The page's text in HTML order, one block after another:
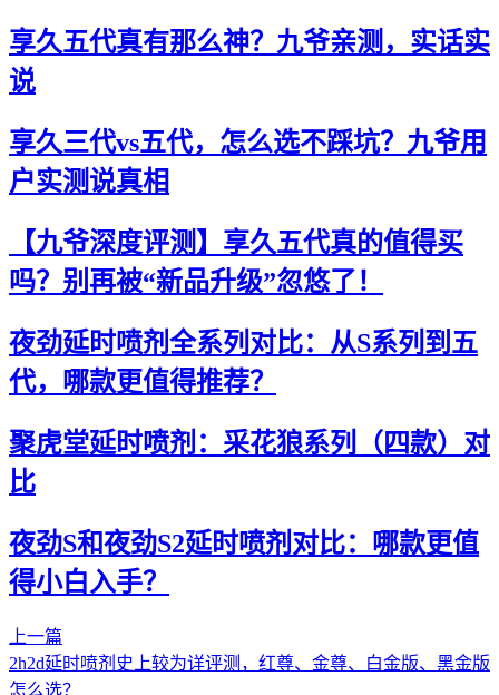
享久五代真有那么神？九爷亲测，实话实
说
享久三代vs五代，怎么选不踩坑？九爷用
户实测说真相
【九爷深度评测】享久五代真的值得买
吗？别再被“新品升级”忽悠了！
夜劲延时喷剂全系列对比：从S系列到五
代，哪款更值得推荐？
聚虎堂延时喷剂：采花狼系列（四款）对
比
夜劲S和夜劲S2延时喷剂对比：哪款更值
得小白入手？
上一篇
2h2d延时喷剂史上较为详评测，红尊、金尊、白金版、黑金版
怎么选？